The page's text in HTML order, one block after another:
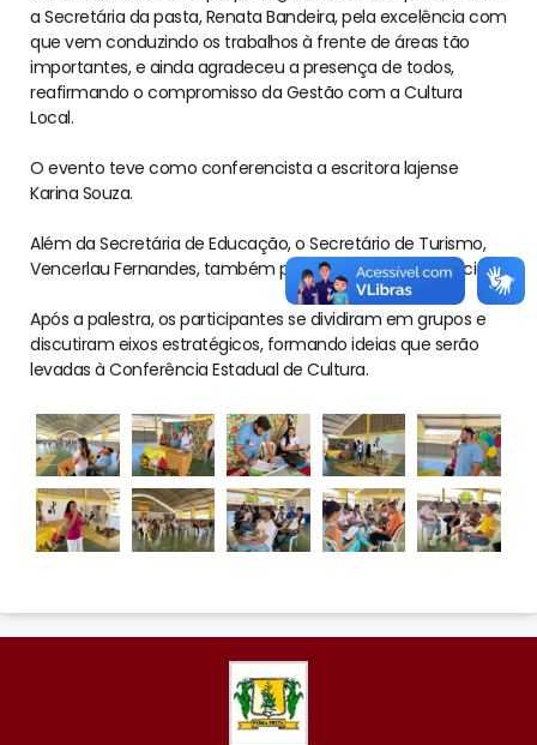
a Secretária da pasta, Renata Bandeira, pela excelência com
que vem conduzindo os trabalhos à frente de áreas tão
importantes, e ainda agradeceu a presença de todos,
reafirmando o compromisso da Gestão com a Cultura
Local.
O evento teve como conferencista a escritora lajense
Karina Souza.
Além da Secretária de Educação, o Secretário de Turismo,
Vencerlau Fernandes, também participou da Conferência.
Após a palestra, os participantes se dividiram em grupos e
discutiram eixos estratégicos, formando ideias que serão
levadas à Conferência Estadual de Cultura.